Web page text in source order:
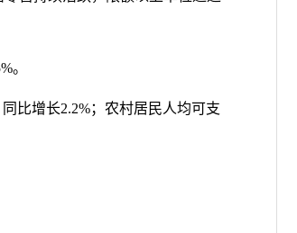
%。
同比增长2.2%；农村居民人均可支